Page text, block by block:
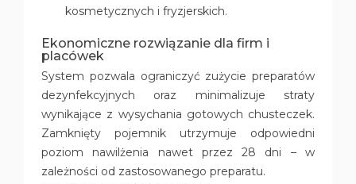
kosmetycznych i fryzjerskich.
Ekonomiczne rozwiązanie dla firm i
placówek
System pozwala ograniczyć zużycie preparatów
dezynfekcyjnych oraz minimalizuje straty
wynikające z wysychania gotowych chusteczek.
Zamknięty pojemnik utrzymuje odpowiedni
poziom nawilżenia nawet przez 28 dni – w
zależności od zastosowanego preparatu.